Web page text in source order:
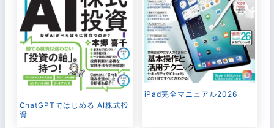
ChatGPTではじめる AI株式投
資
iPad完全マニュアル2026